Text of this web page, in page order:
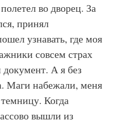
во дворец. За
принял
узнавать, где моя
совсем страх
А я без
Маги набежали, меня
Когда
вышли из